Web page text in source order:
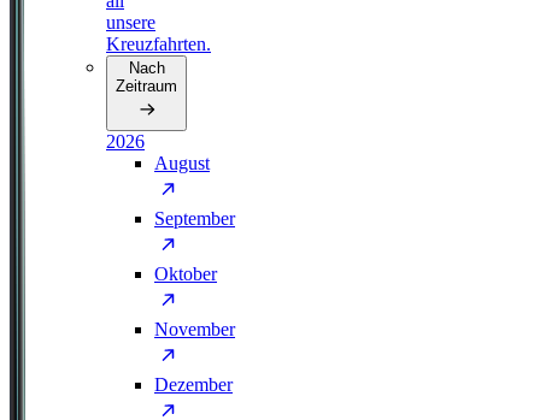
unsere
Kreuzfahrten.
Nach
Zeitraum
2026
August
September
Oktober
November
Dezember